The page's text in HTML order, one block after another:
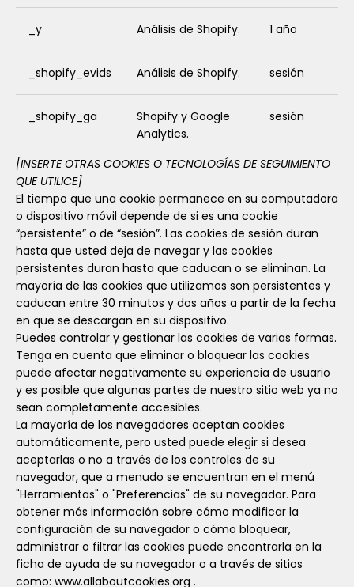
_y Análisis de Shopify. 1 año
_shopify_evids Análisis de Shopify. sesión
_shopify_ga
Shopify y Google
Analytics.
sesión
[INSERTE OTRAS COOKIES O TECNOLOGÍAS DE SEGUIMIENTO
QUE UTILICE]
El tiempo que una cookie permanece en su computadora
o dispositivo móvil depende de si es una cookie
“persistente” o de “sesión”. Las cookies de sesión duran
hasta que usted deja de navegar y las cookies
persistentes duran hasta que caducan o se eliminan. La
mayoría de las cookies que utilizamos son persistentes y
caducan entre 30 minutos y dos años a partir de la fecha
en que se descargan en su dispositivo.
Puedes controlar y gestionar las cookies de varias formas.
Tenga en cuenta que eliminar o bloquear las cookies
puede afectar negativamente su experiencia de usuario
y es posible que algunas partes de nuestro sitio web ya no
sean completamente accesibles.
La mayoría de los navegadores aceptan cookies
automáticamente, pero usted puede elegir si desea
aceptarlas o no a través de los controles de su
navegador, que a menudo se encuentran en el menú
"Herramientas" o "Preferencias" de su navegador. Para
obtener más información sobre cómo modificar la
configuración de su navegador o cómo bloquear,
administrar o filtrar las cookies puede encontrarla en la
ficha de ayuda de su navegador o a través de sitios
como: www.allaboutcookies.org .